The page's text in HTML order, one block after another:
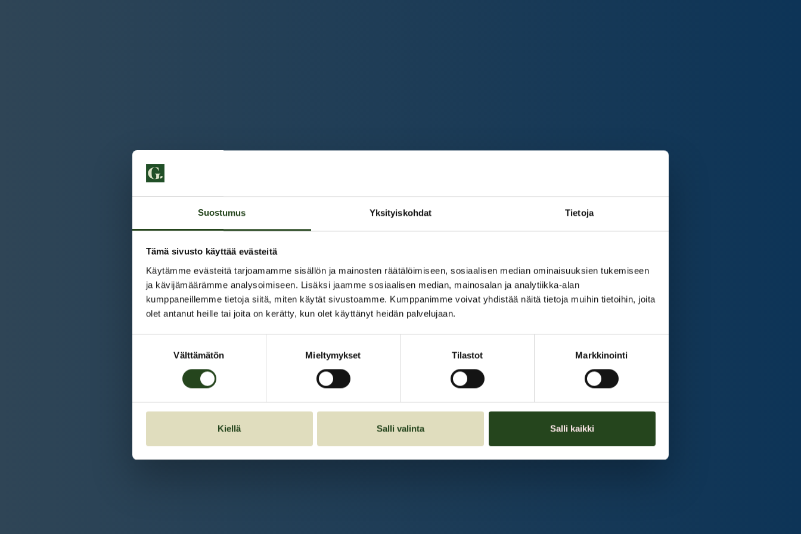
Suostumus Yksityiskohdat Tietoja
Tämä sivusto käyttää evästeitä
Käytämme evästeitä tarjoamamme sisällön ja mainosten räätälöimiseen, sosiaalisen median ominaisuuksien tukemiseen
ja kävijämäärämme analysoimiseen. Lisäksi jaamme sosiaalisen median, mainosalan ja analytiikka-alan
kumppaneillemme tietoja siitä, miten käytät sivustoamme. Kumppanimme voivat yhdistää näitä tietoja muihin tietoihin, joita
olet antanut heille tai joita on kerätty, kun olet käyttänyt heidän palvelujaan.
Välttämätön Mieltymykset Tilastot Markkinointi
Kiellä Salli valinta Salli kaikki
Kauppakeskus Grani
Intranet
Et ole kirjautunut sisään.Kirjaudu sisään